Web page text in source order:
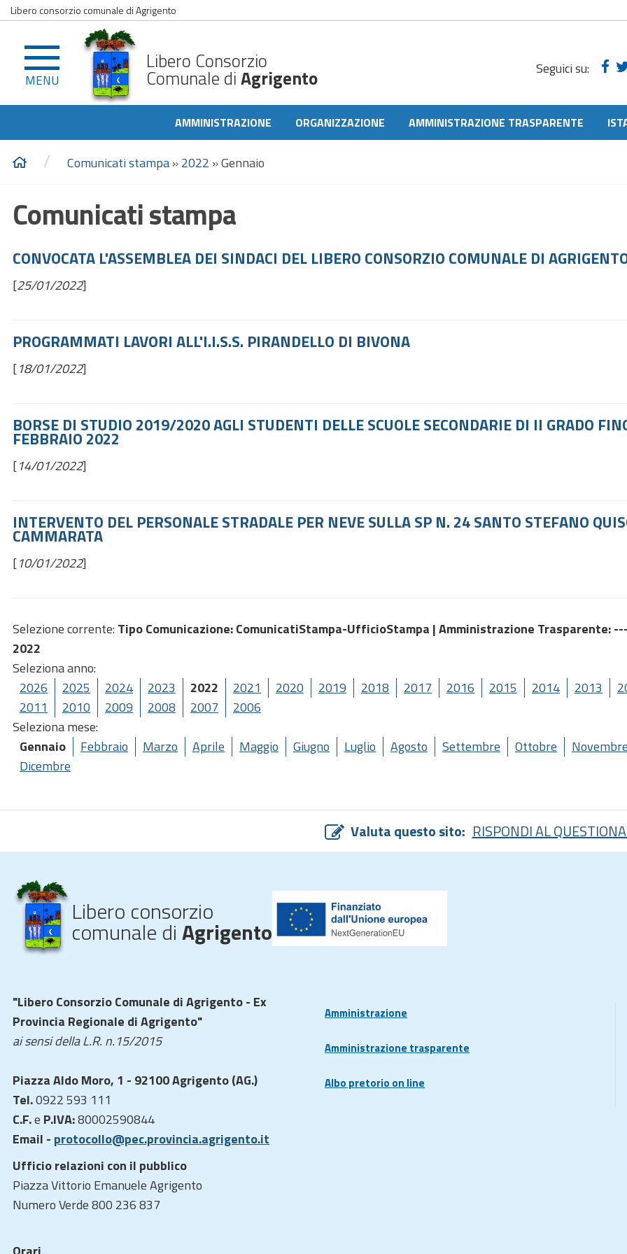
Libero consorzio comunale di Agrigento
MENU
Libero Consorzio
Comunale diAgrigento Seguici su:
AMMINISTRAZIONE ORGANIZZAZIONE AMMINISTRAZIONE TRASPARENTE
/ Comunicati stampa»2022 »Gennaio
Comunicati stampa
CONVOCATA L'ASSEMBLEA DEI SINDACI DEL LIBERO CONSORZIO COMUNALE DI
[25/01/2022]
PROGRAMMATI LAVORI ALL'I.I.S.S. PIRANDELLO DI BIVONA
[18/01/2022]
BORSE DI STUDIO 2019/2020 AGLI STUDENTI DELLE SCUOLE SECONDARIE DI II GRADO
FEBBRAIO 2022
[14/01/2022]
INTERVENTO DEL PERSONALE STRADALE PER NEVE SULLA SP N. 24 SANTO STEFANO
CAMMARATA
[10/01/2022]
Selezione corrente: Tipo Comunicazione: ComunicatiStampa-UfficioStampa |Amministrazione Trasparente:
2022
Seleziona anno:
2026
2025 2024 2023 2022 2021 2020 2019 2018 2017 2016 2015 2014 2013
2011
2010 2009 2008 2007
2006
Seleziona mese:
Gennaio
Febbraio Marzo Aprile Maggio Giugno Luglio Agosto Settembre Ottobre
Novembre
Dicembre
Valuta questo sito: RISPONDI AL
Libero consorzio
comunale diAgrigento
"Libero Consorzio Comunale di Agrigento - Ex
Provincia Regionale di Agrigento"
ai sensi della L.R. n.15/2015
Piazza Aldo Moro, 1 - 92100 Agrigento (AG.)
Tel.0922 593 111
C.F.e P.IVA:80002590844
Email - protocollo@pec.provincia.agrigento.it
Ufficio relazioni con il pubblico
Piazza Vittorio Emanuele Agrigento
Numero Verde 800 236 837
Amministrazione
Amministrazione trasparente
Albo pretorio on line